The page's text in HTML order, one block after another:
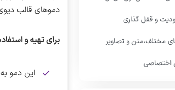
و قفل گذاری
مختلف،متن و تصاویر
اختصاصی
دموهای قالب
برای تهیه و
این دمو